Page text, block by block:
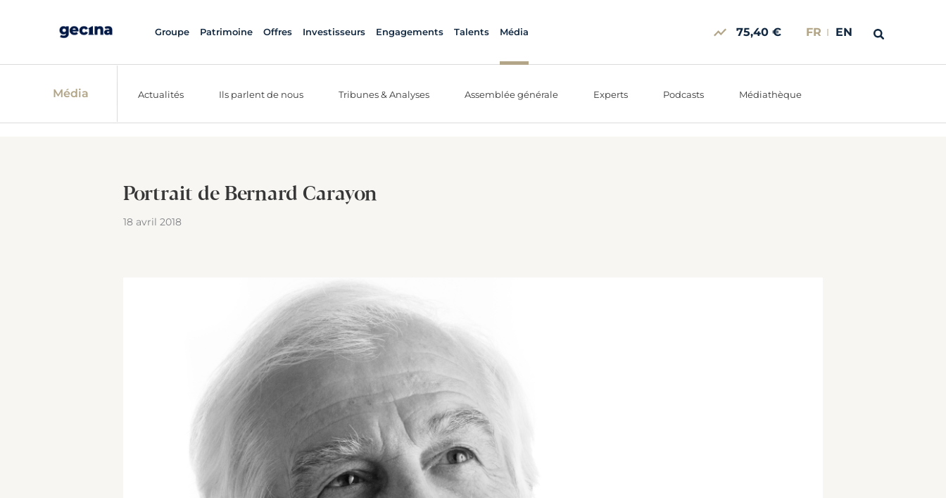
Groupe Patrimoine Offres Investisseurs Engagements Talents Média 75,40 € FR EN
Média Actualités Ils parlent de nous Tribunes & Analyses Assemblée générale Experts Podcasts Médiathèque
Portrait de Bernard Carayon
18 avril 2018